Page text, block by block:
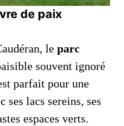
de paix
le parc
souvent ignoré
parfait pour une
ses lacs sereins, ses
espaces verts.